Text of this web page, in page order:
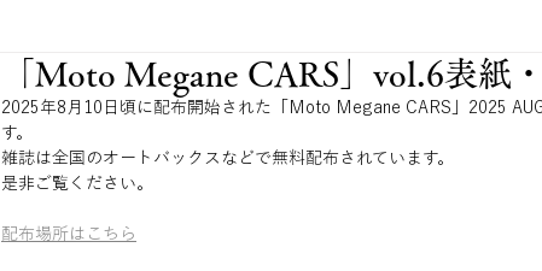
「Moto Megane CARS」vol.6表紙
2025年8月10日頃に配布開始された「Moto Megane CARS」2025
す。
雑誌は全国のオートバックスなどで無料配布されています。
是非ご覧ください。
配布場所はこちら